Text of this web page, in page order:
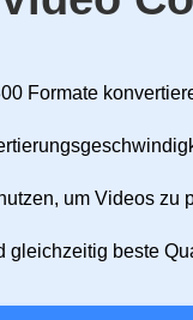
Formate
um Videos zu
gleichzeitig beste